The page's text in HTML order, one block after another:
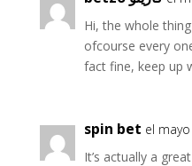
Hi, the whole
ofcourse every
fact fine, keep up
spin bet el
It’s actually a